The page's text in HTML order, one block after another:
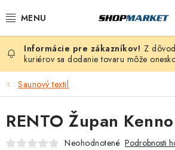
na
VÍRIVÉ VANE
SAUNY
BAZÉNY
NAFUKOVACIE VÍRIVKY
Z
kuriérov sa dodanie tovaru môže
Saunový textil
RENTO Župan
Neohodnotené Podrobnosti